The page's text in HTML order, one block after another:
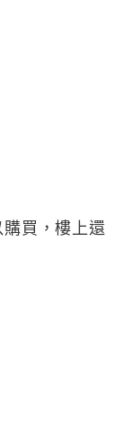
買，樓上還